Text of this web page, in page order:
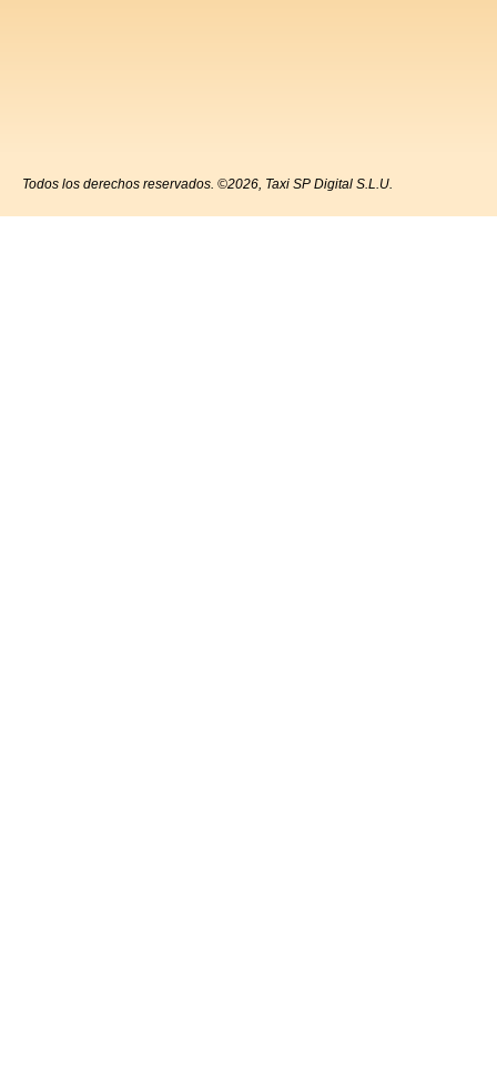
Todos los derechos reservados. ©2026, Taxi SP Digital S.L.U.